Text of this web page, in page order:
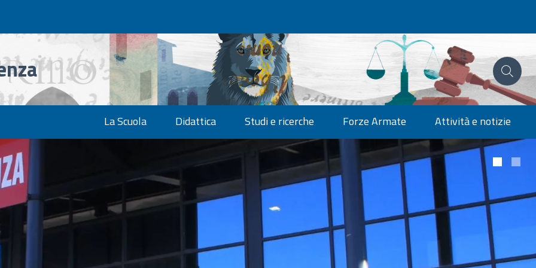
La Scuola Didattica Studi e ricerche Forze Armate Attività e notizie